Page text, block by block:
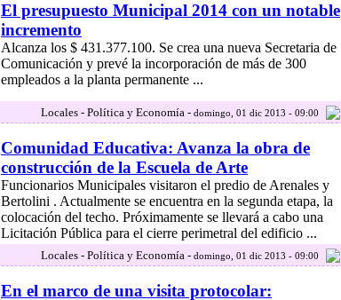
El presupuesto Municipal 2014 con un notable
incremento
Alcanza los $ 431.377.100. Se crea una nueva Secretaria de
Comunicación y prevé la incorporación de más de 300
empleados a la planta permanente ...
Locales - Política y Economía - domingo, 01 dic 2013 - 09:00
Comunidad Educativa: Avanza la obra de
construcción de la Escuela de Arte
Funcionarios Municipales visitaron el predio de Arenales y
Bertolini . Actualmente se encuentra en la segunda etapa, la
colocación del techo. Próximamente se llevará a cabo una
Licitación Pública para el cierre perimetral del edificio ...
Locales - Política y Economía - domingo, 01 dic 2013 - 09:00
En el marco de una visita protocolar: